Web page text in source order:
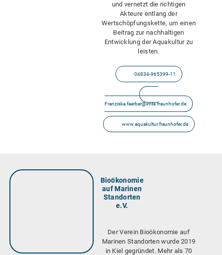
und vernetzt die richtigen
Akteure entlang der
Wertschöpfungskette, um einen
Beitrag zur nachhaltigen
Entwicklung der Aquakultur zu
leisten.
04834-965399-11
Franziska.faerber@imte.fraunhofer.de
www.aquakultur.fraunhofer.de
Bioökonomie
auf Marinen
Standorten
e.V.
Der Verein Bioökonomie auf
Marinen Standorten wurde 2019
in Kiel gegründet. Mehr als 70